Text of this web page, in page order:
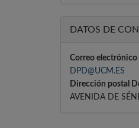
DATOS DE
Correo electrónico
DPD@UCM.ES
Dirección postal
AVENIDA DE